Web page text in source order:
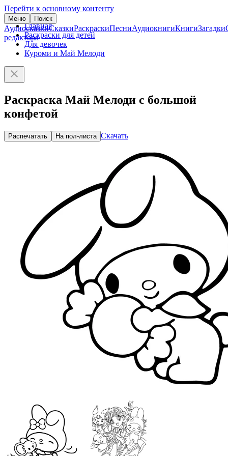
Перейти к основному контенту
Меню Поиск
АудиосказкиСказкиРаскраскиПесниАудиокнигиКнигиЗагадки
редактора
Главная
Раскраски для детей
Для девочек
Куроми и Май Мелоди
Раскраска Май Мелоди с большой
конфетой
Распечатать На пол-листа Скачать